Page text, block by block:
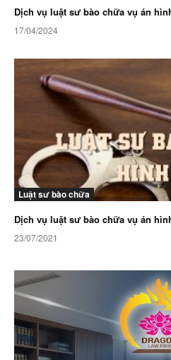
Dịch vụ luật sư bào chữa vụ án
17/04/2024
Luật sư bào chữa
Dịch vụ luật sư bào chữa vụ án
23/07/2021